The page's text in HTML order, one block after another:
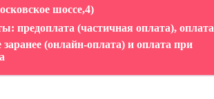
шоссе,4)
предоплата (частичная оплата), оплата
(онлайн-оплата) и оплата при